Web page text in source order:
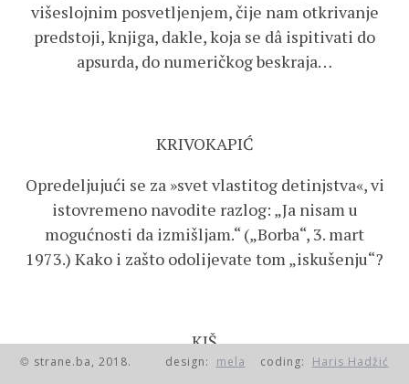
višeslojnim posvetljenjem, čije nam otkrivanje
predstoji, knjiga, dakle, koja se dâ ispitivati do
apsurda, do numeričkog beskraja…
KRIVOKAPIĆ
Opredeljujući se za »svet vlastitog detinjstva«, vi
istovremeno navodite razlog: „Ja nisam u
mogućnosti da izmišljam.“ („Borba“, 3. mart
1973.) Kako i zašto odolijevate tom „iskušenju“?
KIŠ
© strane.ba, 2018. design: mela coding: Haris Hadžić